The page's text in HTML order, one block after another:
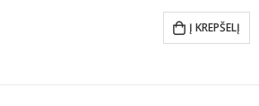
Į KREPŠELĮ